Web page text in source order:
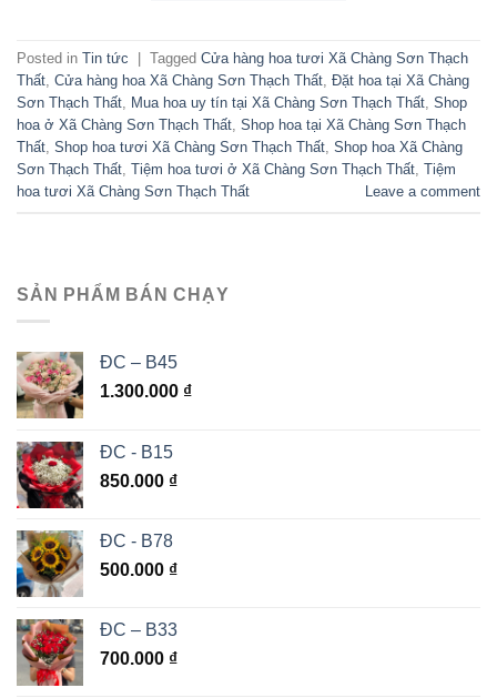
Posted in Tin tức Tagged Cửa hàng hoa tươi Xã Chàng Sơn Thạch
Thất Cửa hàng hoa Xã Chàng Sơn Thạch Thất Đặt hoa tại Xã Chàng
Sơn Thạch Thất
Mua hoa uy tín tại Xã Chàng Sơn Thạch Thất Shop
hoa ở Xã Chàng Sơn Thạch Thất Shop hoa tại Xã Chàng Sơn Thạch
Thất Shop hoa tươi Xã Chàng Sơn Thạch Thất Shop hoa Xã Chàng
Sơn Thạch Thất Tiệm hoa tươi ở Xã Chàng Sơn Thạch Thất Tiệm
hoa tươi Xã Chàng Sơn Thạch Thất
Leave a comment
SẢN PHẨM BÁN CHẠY
ĐC – B45
1.300.000 ₫
ĐC - B15
850.000 ₫
ĐC - B78
500.000 ₫
ĐC – B33
700.000 ₫